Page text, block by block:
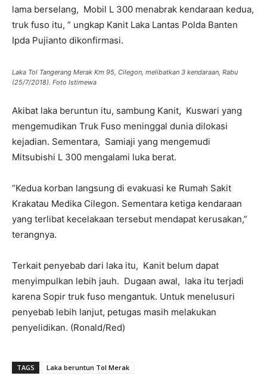
lama berselang, Mobil L 300 menabrak kendaraan kedua,
truk fuso itu, ” ungkap Kanit Laka Lantas Polda Banten
Ipda Pujianto dikonfirmasi.
Laka Tol Tangerang Merak Km 95, Cilegon, melibatkan 3 kendaraan, Rabu
(25/7/2018). Foto Istimewa
Akibat laka beruntun itu, sambung Kanit, Kuswari yang
mengemudikan Truk Fuso meninggal dunia dilokasi
kejadian. Sementara, Samiaji yang mengemudi
Mitsubishi L 300 mengalami luka berat.
“Kedua korban langsung di evakuasi ke Rumah Sakit
Krakatau Medika Cilegon. Sementara ketiga kendaraan
yang terlibat kecelakaan tersebut mendapat kerusakan,”
terangnya.
Terkait penyebab dari laka itu, Kanit belum dapat
menyimpulkan lebih jauh. Dugaan awal, laka itu terjadi
karena Sopir truk fuso mengantuk. Untuk menelusuri
penyebab lebih lanjut, petugas masih melakukan
penyelidikan. (Ronald/Red)
TAGS Laka beruntun Tol Merak